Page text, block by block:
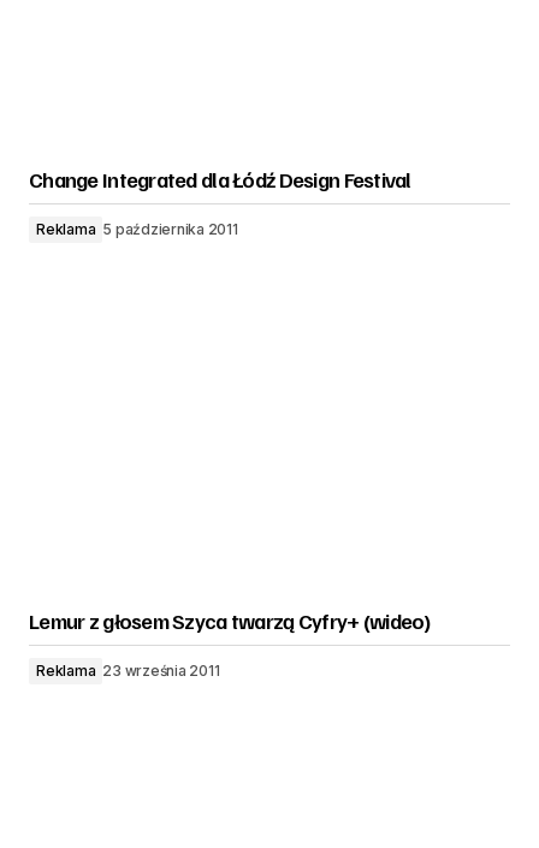
Change Integrated dla Łódź Design Festival
Reklama 5 października 2011
Lemur z głosem Szyca twarzą Cyfry+ (wideo)
Reklama 23 września 2011